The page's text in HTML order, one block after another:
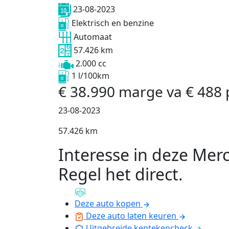
23-08-2023
Elektrisch en benzine
Automaat
57.426 km
2.000 cc
1 l/100km
€ 38.990 marge va €488
23-08-2023
57.426 km
Interesse in deze
Regel het direct.
Deze auto kopen
Deze auto laten keuren